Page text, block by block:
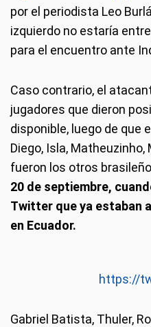
por el periodista Leo
izquierdo no estaría
para el encuentro ante
Caso contrario, el
jugadores que dieron
disponible, luego de que
Diego, Isla,
fueron los otros
20 de septiembre,
Twitter que ya estaban
en Ecuador.
https://
Gabriel Batista, Thuler,